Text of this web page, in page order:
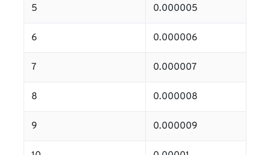
5 0.000005
6 0.000006
7 0.000007
8 0.000008
9 0.000009